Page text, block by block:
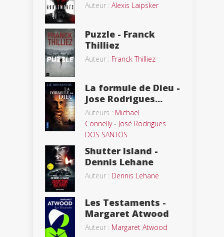
Auteur : Alexis Laipsker
Puzzle - Franck
Thilliez
Auteur : Franck Thilliez
La formule de Dieu -
Jose Rodrigues...
Auteurs : Michael
Connelly- José Rodrigues
DOS SANTOS
Shutter Island -
Dennis Lehane
Auteur : Dennis Lehane
Les Testaments -
Margaret Atwood
Auteur : Margaret Atwood